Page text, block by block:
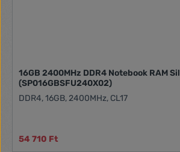
16GB 2400MHz DDR4 Notebook RAM
(SP016GBSFU240X02)
DDR4, 16GB, 2400MHz, CL17
54 710 Ft